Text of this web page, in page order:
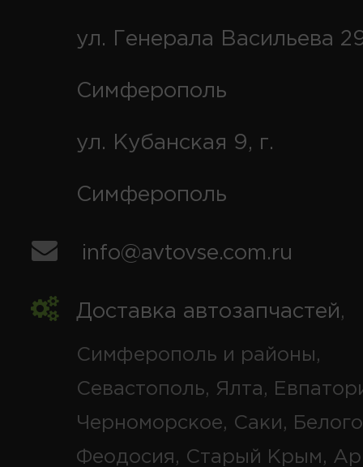
ул. Генерала Васильева
Симферополь
ул. Кубанская 9, г.
Симферополь
info@avtovse.com.ru
Доставка автозапчастей,
Симферополь и районы,
Севастополь, Ялта,
Черноморское, Саки,
Феодосия, Старый Крым,